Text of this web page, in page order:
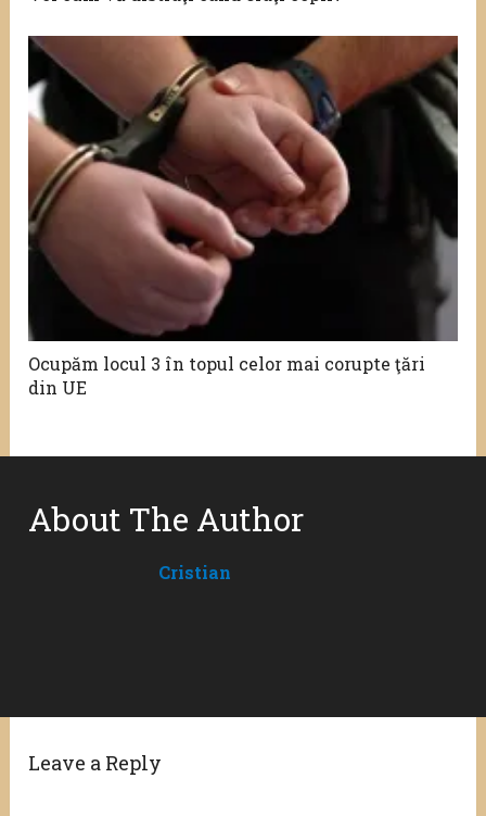
Ocupăm locul 3 în topul celor mai corupte ţări
din UE
About The Author
Cristian
Leave a Reply